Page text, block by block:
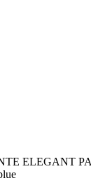
ELEGANT